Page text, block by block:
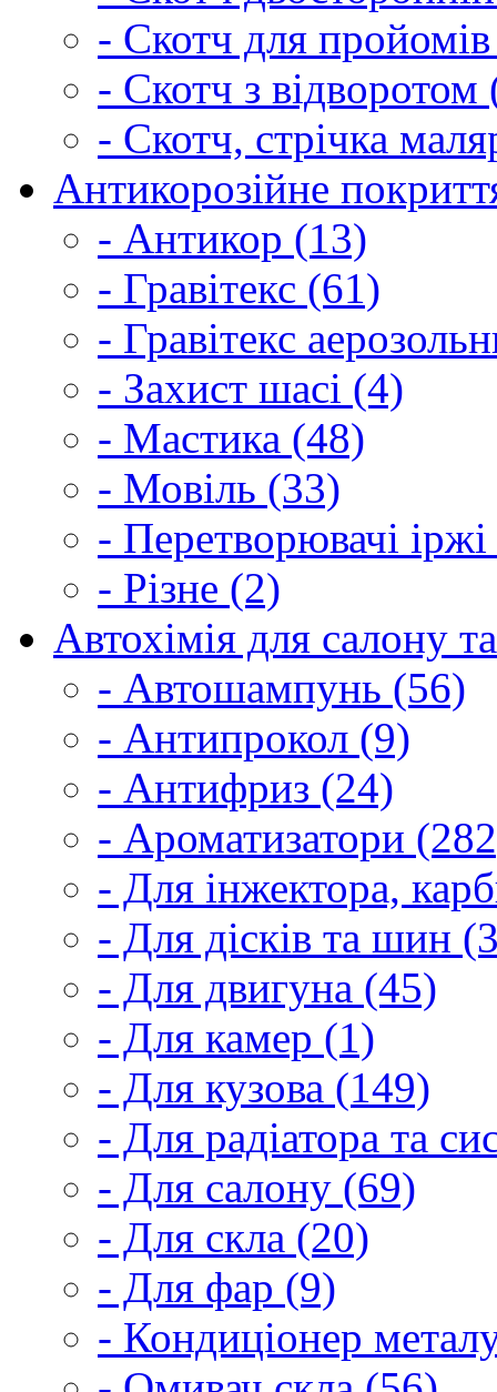
- Скотч для
- Скотч з відворотом
- Скотч, стрічка
Антикорозійне
- Антикор (13)
- Гравітекс (61)
- Гравітекс
- Захист шасі (4)
- Мастика (48)
- Мовіль (33)
- Перетворювачі
- Різне (2)
Автохімія для салону
- Автошампунь (56)
- Антипрокол (9)
- Антифриз (24)
- Ароматизатори
- Для інжектора,
- Для дісків та шин
- Для двигуна (45)
- Для камер (1)
- Для кузова (149)
- Для радіатора та
- Для салону (69)
- Для скла (20)
- Для фар (9)
- Кондиціонер